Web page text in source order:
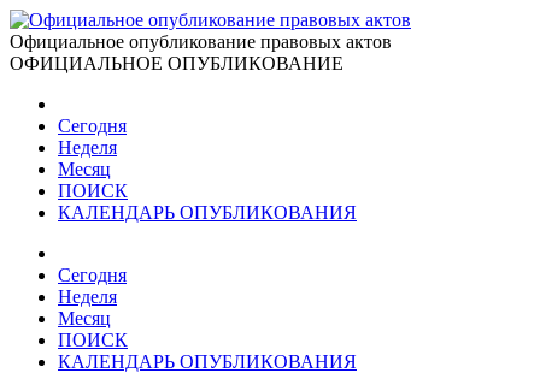
Официальное опубликование правовых актов
ОФИЦИАЛЬНОЕ ОПУБЛИКОВАНИЕ
Сегодня
Неделя
Месяц
ПОИСК
КАЛЕНДАРЬ ОПУБЛИКОВАНИЯ
Сегодня
Неделя
Месяц
ПОИСК
КАЛЕНДАРЬ ОПУБЛИКОВАНИЯ